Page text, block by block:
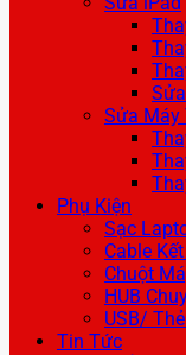
Sửa Máy
Phụ Kiện
Sạc
Cable
Chuột
HUB
USB/
Tin Tức